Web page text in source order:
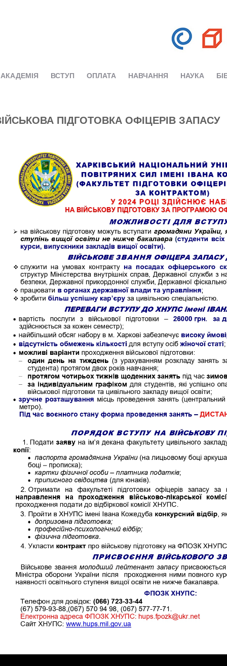
АКАДЕМІЯ ВСТУП ОПЛАТА НАВЧАННЯ НАУКА
ПІДГОТОВКА ОФІЦЕРІВ ЗАПАСУ